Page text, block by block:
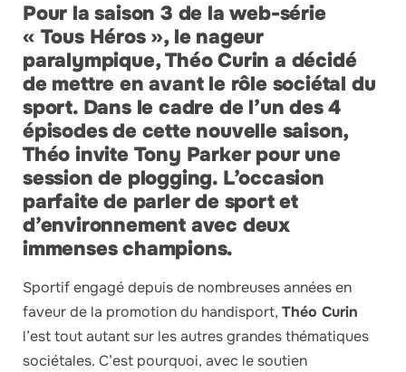
Pour la saison 3 de la web-série
« Tous Héros », le nageur
paralympique, Théo Curin a décidé
de mettre en avant le rôle sociétal du
sport. Dans le cadre de l’un des 4
épisodes de cette nouvelle saison,
Théo invite Tony Parker pour une
session de plogging. L’occasion
parfaite de parler de sport et
d’environnement avec deux
immenses champions.
Sportif engagé depuis de nombreuses années en
faveur de la promotion du handisport, Théo Curin
l’est tout autant sur les autres grandes thématiques
sociétales. C’est pourquoi, avec le soutien